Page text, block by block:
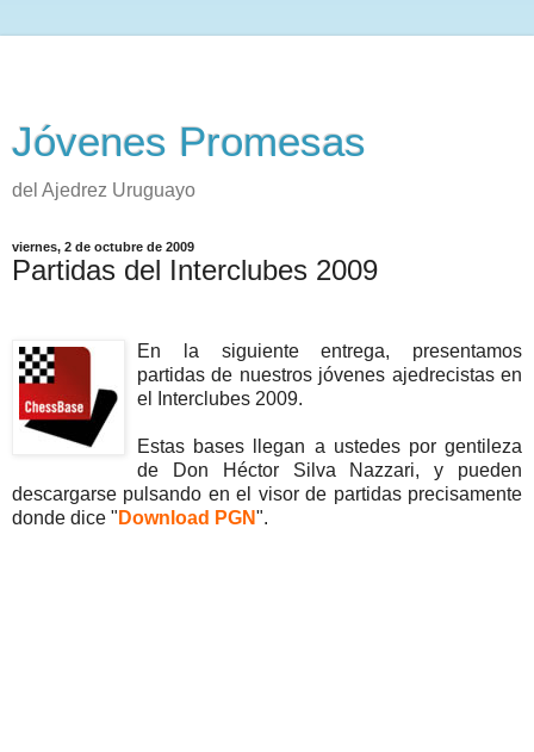
Jóvenes Promesas
del Ajedrez Uruguayo
viernes, 2 de octubre de 2009
Partidas del Interclubes 2009
En la siguiente entrega, presentamos
partidas de nuestros jóvenes ajedrecistas en
el Interclubes 2009.
Estas bases llegan a ustedes por gentileza
de Don Héctor Silva Nazzari, y pueden
descargarse pulsando en el visor de partidas precisamente
donde dice " Download PGN".